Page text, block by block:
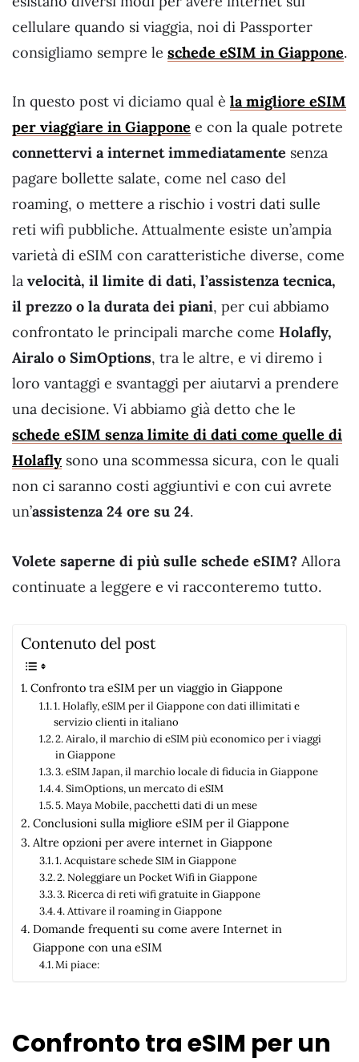
cellulare quando si viaggia, noi di Passporter
consigliamo sempre le schede eSIM in Giappone.
In questo post vi diciamo qual è la migliore eSIM
per viaggiare in Giappone e con la quale potrete
connettervi a internet immediatamente senza
pagare bollette salate, come nel caso del
roaming, o mettere a rischio i vostri dati sulle
reti wifi pubbliche. Attualmente esiste un’ampia
varietà di eSIM con caratteristiche diverse, come
la velocità, il limite di dati, l’assistenza tecnica,
il prezzo o la durata dei piani, per cui abbiamo
confrontato le principali marche come Holafly,
Airalo o SimOptions, tra le altre, e vi diremo i
loro vantaggi e svantaggi per aiutarvi a prendere
una decisione. Vi abbiamo già detto che le
schede eSIM senza limite di dati come quelle di
Holafly sono una scommessa sicura, con le quali
non ci saranno costi aggiuntivi e con cui avrete
un’assistenza 24 ore su 24.
Volete saperne di più sulle schede eSIM? Allora
continuate a leggere e vi racconteremo tutto.
Contenuto del post
Confronto tra eSIM per un viaggio in Giappone
1. Holafly, eSIM per il Giappone con dati illimitati e
servizio clienti in italiano
2. Airalo, il marchio di eSIM più economico per i viaggi
in Giappone
3. eSIM Japan, il marchio locale di fiducia in Giappone
4. SimOptions, un mercato di eSIM
5. Maya Mobile, pacchetti dati di un mese
Conclusioni sulla migliore eSIM per il Giappone
Altre opzioni per avere internet in Giappone
1. Acquistare schede SIM in Giappone
2. Noleggiare un Pocket Wifi in Giappone
3. Ricerca di reti wifi gratuite in Giappone
4. Attivare il roaming in Giappone
Domande frequenti su come avere Internet in
Giappone con una eSIM
Mi piace:
Confronto tra eSIM per un